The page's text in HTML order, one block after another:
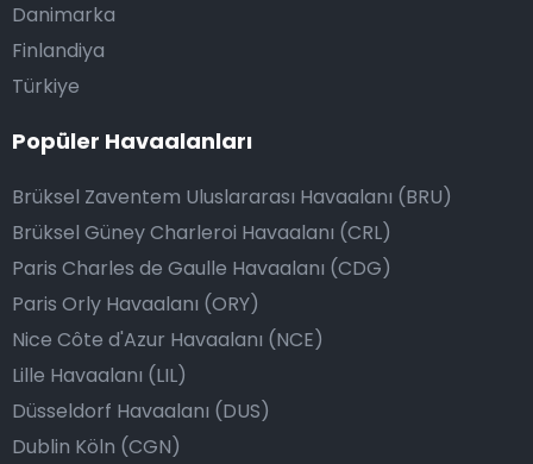
Danimarka
Finlandiya
Türkiye
Popüler Havaalanları
Brüksel Zaventem Uluslararası Havaalanı (BRU)
Brüksel Güney Charleroi Havaalanı (CRL)
Paris Charles de Gaulle Havaalanı (CDG)
Paris Orly Havaalanı (ORY)
Nice Côte d'Azur Havaalanı (NCE)
Lille Havaalanı (LIL)
Düsseldorf Havaalanı (DUS)
Dublin Köln (CGN)